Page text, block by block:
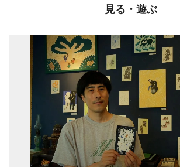
見る・遊ぶ